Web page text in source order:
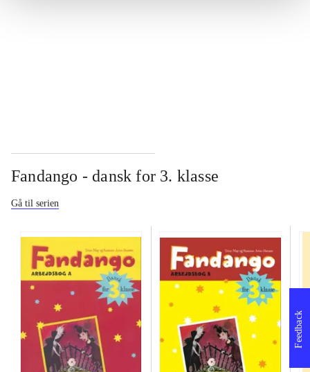
Fandango - dansk for 3. klasse
Gå til serien
Feedback